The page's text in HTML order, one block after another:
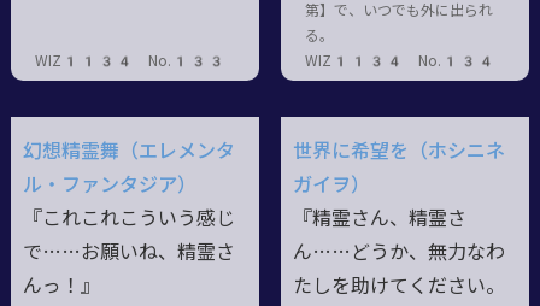
WIZ1134 No.133
第】で、いつでも外に出られ
る。
WIZ1134 No.134
幻想精霊舞（エレメンタ
ル・ファンタジア）
『これこれこういう感じ
で……お願いね、精霊さ
んっ！』
世界に希望を（ホシニネ
ガイヲ）
『精霊さん、精霊さ
ん……どうか、無力なわ
たしを助けてください。